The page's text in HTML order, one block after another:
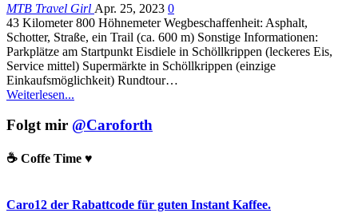
MTB Travel Girl Apr. 25, 2023 0
43 Kilometer 800 Höhnemeter Wegbeschaffenheit: Asphalt,
Schotter, Straße, ein Trail (ca. 600 m) Sonstige Informationen:
Parkplätze am Startpunkt Eisdiele in Schöllkrippen (leckeres Eis,
Service mittel) Supermärkte in Schöllkrippen (einzige
Einkaufsmöglichkeit) Rundtour…
Weiterlesen...
Folgt mir @Caroforth
☕️ Coffe Time ♥️
Caro12 der Rabattcode für guten Instant Kaffee.